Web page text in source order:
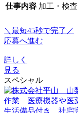
仕事内容 加工・検
＼最短45秒で完了／
応募へ進む
詳しく
見る
スペシャル